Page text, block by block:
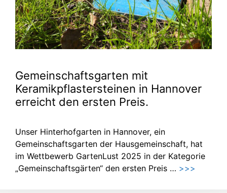
Gemeinschaftsgarten mit
Keramikpflastersteinen in Hannover
erreicht den ersten Preis.
Unser Hinterhofgarten in Hannover, ein
Gemeinschaftsgarten der Hausgemeinschaft, hat
im Wettbewerb GartenLust 2025 in der Kategorie
„Gemeinschaftsgärten“ den ersten Preis … >>>